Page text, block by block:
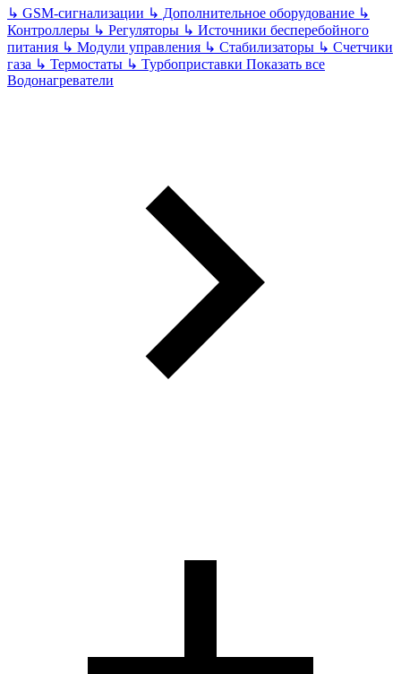
↳ GSM-сигнализации ↳ Дополнительное оборудование ↳
Контроллеры ↳ Регуляторы ↳ Источники бесперебойного
питания ↳ Модули управления ↳ Стабилизаторы ↳ Счетчики
газа ↳ Термостаты ↳ Турбоприставки Показать все
Водонагреватели